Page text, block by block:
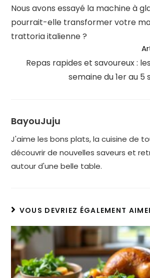
Nous avons essayé la machine à
pourrait-elle transformer votre
trattoria italienne ?
Repas rapides et savoureux :
semaine du 1er au
BayouJuju
J'aime les bons plats, la cuisine de
découvrir de nouvelles saveurs et
autour d'une belle table.
VOUS DEVRIEZ ÉGALEMENT